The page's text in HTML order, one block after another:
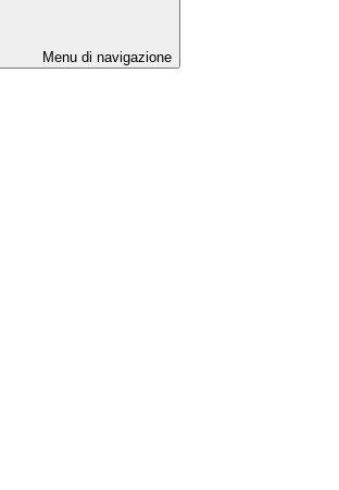
Menu di navigazione